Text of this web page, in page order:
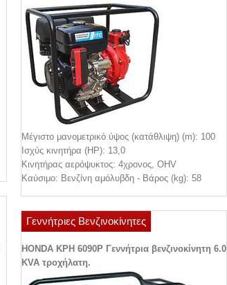
Μέγιστο μανομετρικό ύψος (κατάθλιψη) (m): 100
Ισχύς κινητήρα (HP): 13,0
Κινητήρας αερόψυκτος: 4χρονος, OHV
Καύσιμο: Βενζίνη αμόλυβδη - Βάρος (kg): 58
Γεννήτριες Βενζινοκίνητες
HONDA KPH 6090P Γεννήτρια βενζινοκίνητη 6.0
KVA τροχήλατη.